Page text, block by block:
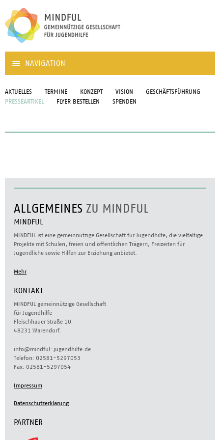
NAVIGATION
AKTUELLES TERMINE KONZEPT VISION
GESCHÄFTSFÜHRUNG
PRESSEARTIKEL
FLYER BESTELLEN SPENDEN
ALLGEMEINES ZU MINDFUL
MINDFUL
MINDFUL ist eine gemeinnützige Gesellschaft für Jugendhilfe, die vielfältige
Projekte mit Schulen, freien und öffentlichen Trägern, Freizeiten für
Jugendliche sowie Hilfen zur Erziehung anbietet.
Mehr
KONTAKT
MINDFUL gemeinnützige Gesellschaft
für Jugendhilfe
Fleischhauer Straße 10
48231 Warendorf.
info@mindful-jugendhilfe.de
Telefon: 02581-5297053
Fax: 02581-5297054
Impressum
Datenschutzerklärung
PARTNER